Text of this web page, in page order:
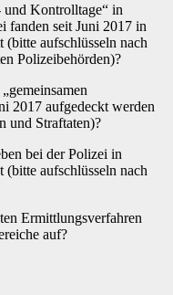
und Kontrolltage“ in
fanden seit Juni 2017 in
aufschlüsseln nach
Polizeibehörden)?
2017 aufgedeckt werden
und Straftaten)?
bei der Polizei in
aufschlüsseln nach
Ermittlungsverfahren
auf?